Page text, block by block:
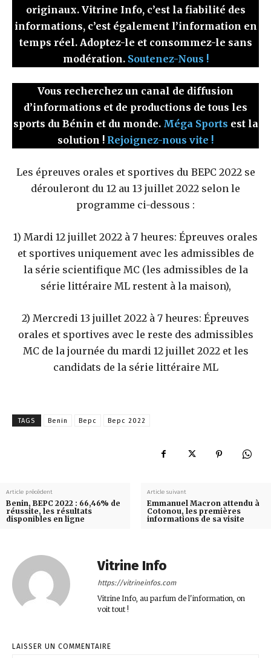
originaux. Vitrine Info, c’est la fiabilité des
informations, c’est également l’information en
temps réel. Adoptez-le et consommez-le sans
modération. Soutenez-Nous !
Vous recherchez un canal de diffusion
d’informations et de productions de tous les
sports du Bénin et du monde. Méga Sports est la
solution ! Rejoignez-nous vite !
Les épreuves orales et sportives du BEPC 2022 se
dérouleront du 12 au 13 juillet 2022 selon le
programme ci-dessous :
1) Mardi 12 juillet 2022 à 7 heures: Épreuves orales
et sportives uniquement avec les admissibles de
la série scientifique MC (les admissibles de la
série littéraire ML restent à la maison),
2) Mercredi 13 juillet 2022 à 7 heures: Épreuves
orales et sportives avec le reste des admissibles
MC de la journée du mardi 12 juillet 2022 et les
candidats de la série littéraire ML
TAGS Benin Bepc Bepc 2022
Article précédent
Benin, BEPC 2022 : 66,46% de
réussite, les résultats
disponibles en ligne
Article suivant
Emmanuel Macron attendu à
Cotonou, les premières
informations de sa visite
Vitrine Info
https://vitrineinfos.com
Vitrine Info, au parfum de l'information, on
voit tout !
LAISSER UN COMMENTAIRE